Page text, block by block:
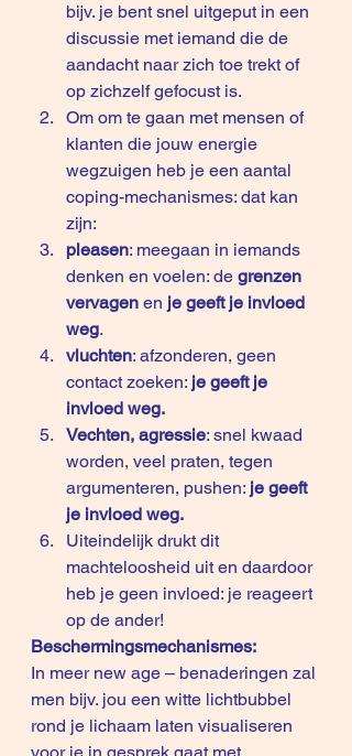
bijv. je bent snel uitgeput in een
discussie met iemand die de
aandacht naar zich toe trekt of
op zichzelf gefocust is.
Om om te gaan met mensen of
klanten die jouw energie
wegzuigen heb je een aantal
coping-mechanismes: dat kan
zijn:
pleasen: meegaan in iemands
denken en voelen: de grenzen
vervagen en je geeft je invloed
weg.
vluchten: afzonderen, geen
contact zoeken: je geeft je
invloed weg.
Vechten, agressie: snel kwaad
worden, veel praten, tegen
argumenteren, pushen: je geeft
je invloed weg.
Uiteindelijk drukt dit
machteloosheid uit en daardoor
heb je geen invloed: je reageert
op de ander!
Beschermingsmechanismes:
In meer new age – benaderingen zal
men bijv. jou een witte lichtbubbel
rond je lichaam laten visualiseren